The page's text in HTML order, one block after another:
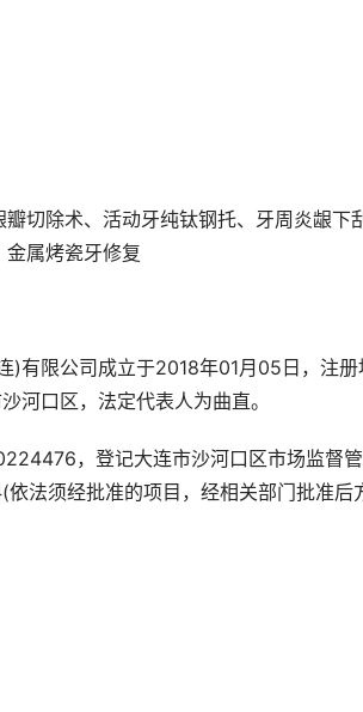
切除术、活动牙纯钛钢托、牙周炎龈下
属烤瓷牙修复
)有限公司成立于2018年01月05日，注册
河口区，法定代表人为曲直。
，登记大连市沙河口区市场监督
法须经批准的项目，经相关部门批准后